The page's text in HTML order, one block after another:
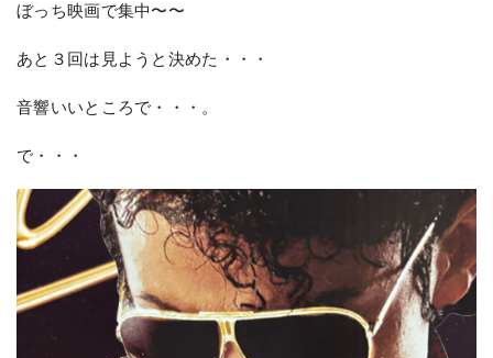
ぼっち映画で集中〜〜
あと３回は見ようと決めた・・・
音響いいところで・・・。
で・・・